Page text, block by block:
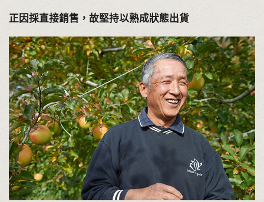
正因採直接銷售，故堅持以熟成狀態出貨